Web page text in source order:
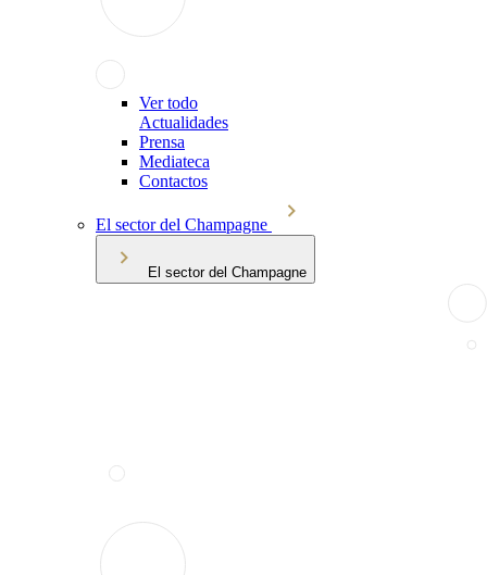
Ver todo
Actualidades
Prensa
Mediateca
Contactos
El sector del Champagne
El sector del Champagne